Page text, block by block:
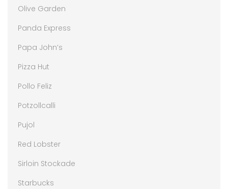
Olive Garden
Panda Express
Papa John’s
Pizza Hut
Pollo Feliz
Potzollcalli
Pujol
Red Lobster
Sirloin Stockade
Starbucks